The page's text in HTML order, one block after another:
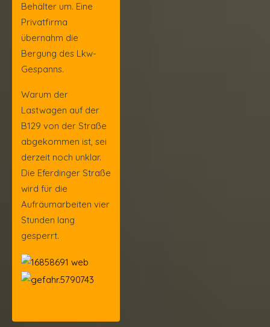
Behälter um. Eine
Privatfirma
übernahm die
Bergung des Lkw-
Gespanns.
Warum der
Lastwagen auf der
B129 von der Straße
abgekommen ist, sei
derzeit noch unklar.
Die Eferdinger Straße
wird für die
Aufräumarbeiten vier
Stunden lang
gesperrt.